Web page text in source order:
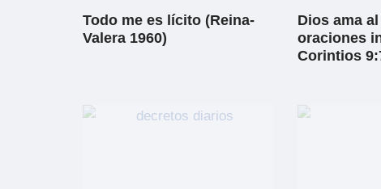
Todo me es lícito (Reina-
Valera 1960)
Dios ama
oraciones
Corintios